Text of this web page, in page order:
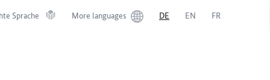
Sprache More languages DE EN FR